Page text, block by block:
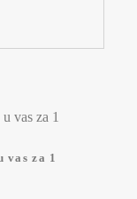
vas za 1